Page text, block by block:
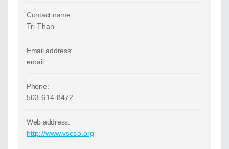
Contact name:
Tri Than
Email address:
email
Phone:
503-614-8472
Web address:
http://www.vscso.org